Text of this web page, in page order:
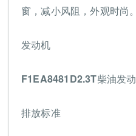
窗，减小风阻，外观时尚。
发动机
F1EA8481D2.3T柴油发
排放标准